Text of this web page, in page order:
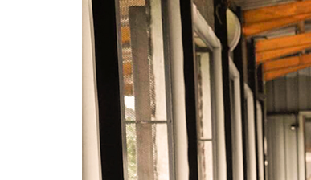
EXPORTACIONES
2023